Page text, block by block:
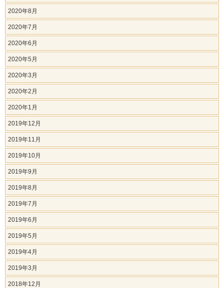
2020年8月
2020年7月
2020年6月
2020年5月
2020年3月
2020年2月
2020年1月
2019年12月
2019年11月
2019年10月
2019年9月
2019年8月
2019年7月
2019年6月
2019年5月
2019年4月
2019年3月
2018年12月